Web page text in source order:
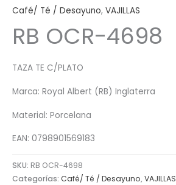
Café/ Té / Desayuno, VAJILLAS
RB OCR-4698
TAZA TE C/PLATO
Marca: Royal Albert (RB) Inglaterra
Material: Porcelana
EAN: 0798901569183
SKU: RB OCR-4698
Categorías: Café/ Té / Desayuno,VAJILLAS